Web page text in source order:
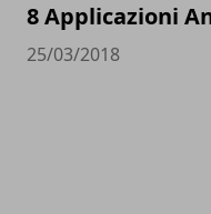
8 Applicazioni
25/03/2018